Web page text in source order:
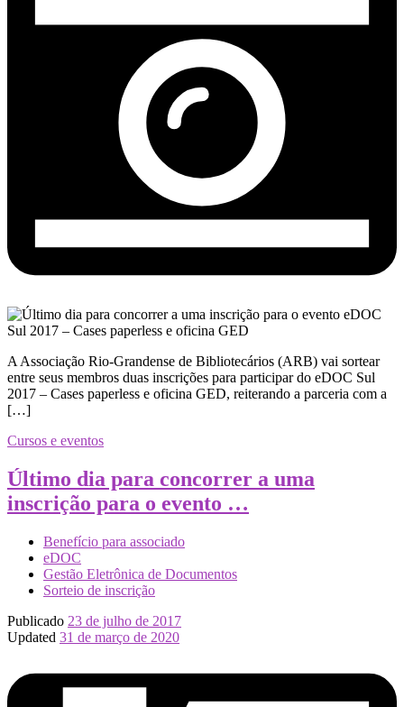
A Associação Rio-Grandense de Bibliotecários (ARB) vai sortear
entre ​​seus ​membros duas inscrições para participar do eDOC Sul
2017 – Cases paperless e oficina GED, reiterando a parceria com a
[…]
Cursos e eventos
Último dia para concorrer a uma
inscrição para o evento …
Benefício para associado
eDOC
Gestão Eletrônica de Documentos
Sorteio de inscrição
Publicado 23 de julho de 2017
Updated 31 de março de 2020